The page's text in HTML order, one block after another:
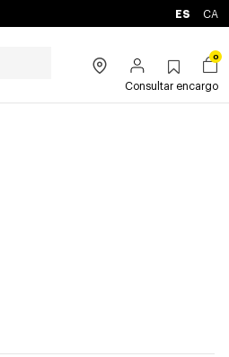
ES CA
0
Consultar encargo